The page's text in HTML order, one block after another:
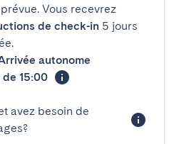
Vous recevrez
de check-in 5 jours
autonome
15:00
avez besoin de